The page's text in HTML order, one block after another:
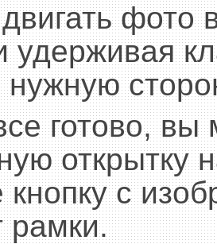
фото
удерживая
нужную
готово,
открытку
с
рамки.